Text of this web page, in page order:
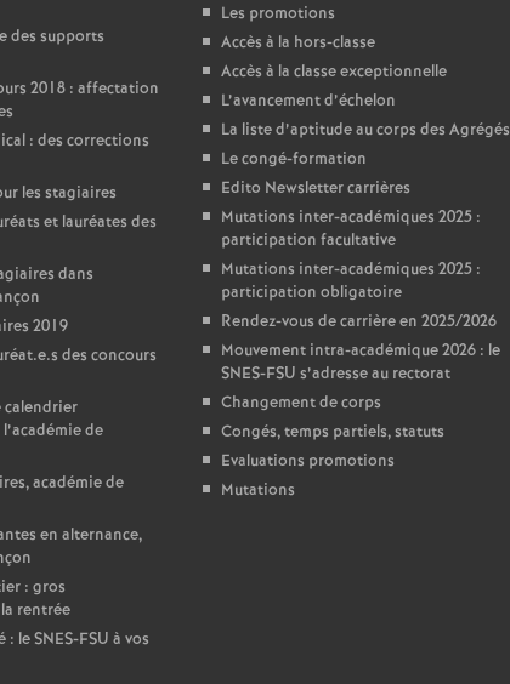
des supports
2018 : affectation
: des corrections
les stagiaires
et lauréates des
dans
2019
des concours
calendrier
de
académie de
en alternance,
: gros
rentrée
le SNES-FSU à vos
Les promotions
Accès à la hors-classe
Accès à la classe exceptionnelle
L’avancement d’échelon
La liste d’aptitude au corps des Agrégés
Le congé-formation
Edito Newsletter carrières
Mutations inter-académiques 2025 :
participation facultative
Mutations inter-académiques 2025 :
participation obligatoire
Rendez-vous de carrière en 2025/2026
Mouvement intra-académique 2026 : le
SNES-FSU s’adresse au rectorat
Changement de corps
Congés, temps partiels, statuts
Evaluations promotions
Mutations